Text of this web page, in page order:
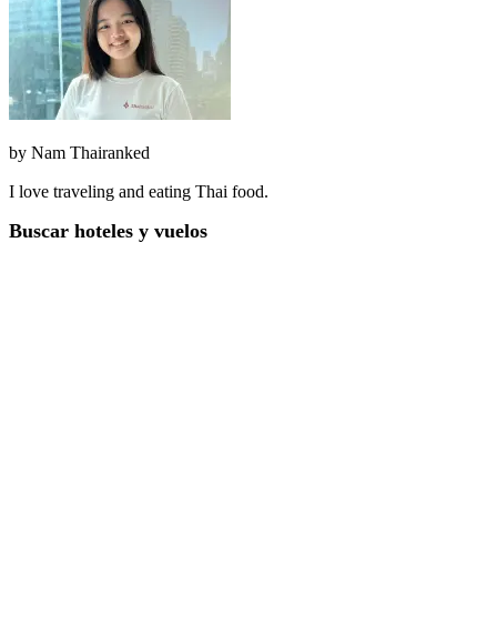
by Nam Thairanked
I love traveling and eating Thai food.
Buscar hoteles y vuelos